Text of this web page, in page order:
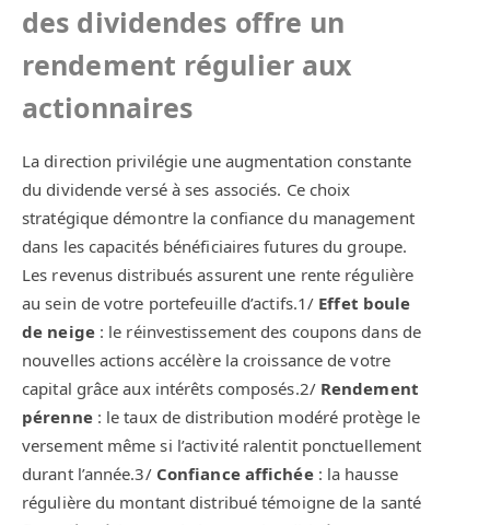
des dividendes offre un
rendement régulier aux
actionnaires
La direction privilégie une augmentation constante
du dividende versé à ses associés. Ce choix
stratégique démontre la confiance du management
dans les capacités bénéficiaires futures du groupe.
Les revenus distribués assurent une rente régulière
au sein de votre portefeuille d’actifs.1/ Effet boule
de neige: le réinvestissement des coupons dans de
nouvelles actions accélère la croissance de votre
capital grâce aux intérêts composés.2/ Rendement
pérenne: le taux de distribution modéré protège le
versement même si l’activité ralentit ponctuellement
durant l’année.3/ Confiance affichée: la hausse
régulière du montant distribué témoigne de la santé